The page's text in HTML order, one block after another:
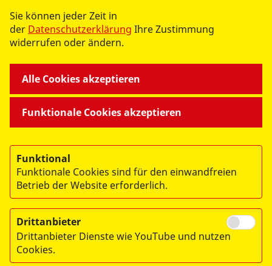
->ASB Erzgebirge aufFacebook
->ASB Erzgebirge aufInstagram
© 2026 ASB Erzgebirge
Impressum
Sie können jeder Zeit in
der Datenschutzerklärung Ihre Zustimmung
widerrufen oder ändern.
Funktionale Cookies akzeptieren
Alle Cookies akzeptieren
Funktional
Funktionale Cookies sind für den einwandfreien
Betrieb der Website erforderlich.
Drittanbieter
Drittanbieter Dienste wie YouTube und nutzen
Cookies.